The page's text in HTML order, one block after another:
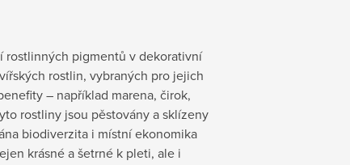
rostlinných pigmentů v dekorativní
rostlin, vybraných pro jejich
– například marena, čirok,
rostliny jsou pěstovány a sklízeny
biodiverzita i místní ekonomika
krásné a šetrné k pleti, ale i